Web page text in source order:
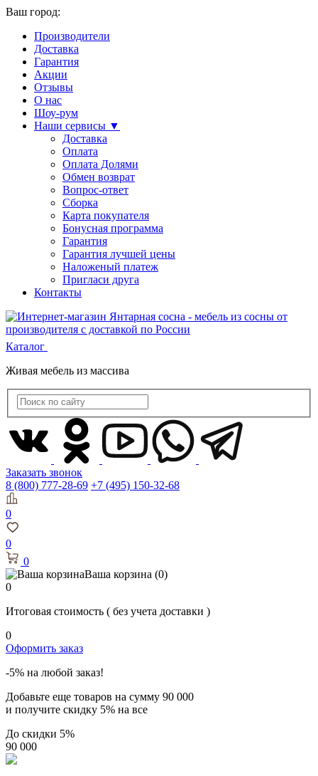
Ваш город:
Производители
Доставка
Гарантия
Акции
Отзывы
О нас
Шоу-рум
Наши сервисы ▼
Доставка
Оплата
Оплата Долями
Обмен возврат
Вопрос-ответ
Сборка
Карта покупателя
Бонусная программа
Гарантия
Гарантия лучшей цены
Наложеный платеж
Пригласи друга
Контакты
Каталог
Живая мебель из массива
Заказать звонок
8 (800) 777-28-69 +7 (495) 150-32-68
0
0
0
Ваша корзина (0)
0
Итоговая стоимость ( без учета доставки )
0
Оформить заказ
-5% на любой заказ!
Добавьте еще товаров на сумму 90 000
и получите скидку 5% на все
До скидки 5%
90 000